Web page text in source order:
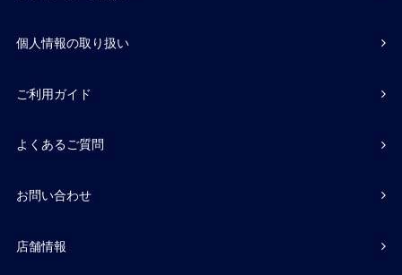
個人情報の取り扱い
ご利用ガイド
よくあるご質問
お問い合わせ
店舗情報